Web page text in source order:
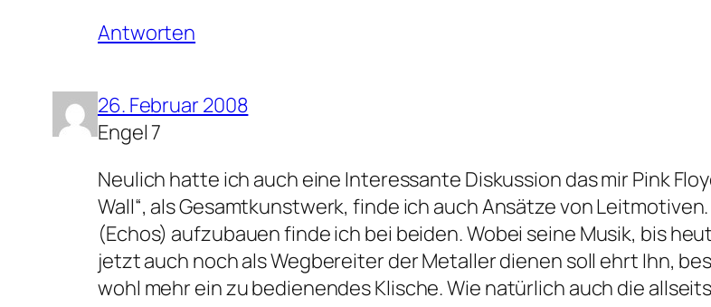
Antworten
26. Februar 2008
Engel 7
Neulich hatte ich auch eine Interessante Diskussion das mir Pink
Wall“, als Gesamtkunstwerk, finde ich auch Ansätze von
(Echos) aufzubauen finde ich bei beiden. Wobei seine Musik, bis
jetzt auch noch als Wegbereiter der Metaller dienen soll ehrt Ihn,
wohl mehr ein zu bedienendes Klische. Wie natürlich auch die